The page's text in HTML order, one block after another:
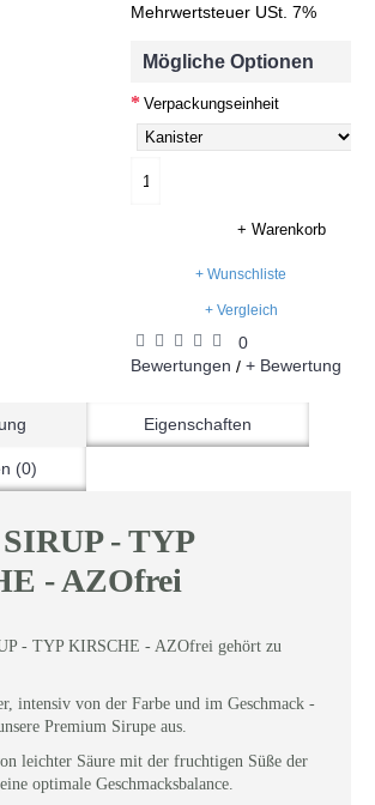
Mehrwertsteuer USt. 7%
Mögliche Optionen
Verpackungseinheit
+ Warenkorb
+ Wunschliste
+ Vergleich
0
Bewertungen / + Bewertung
Eigenschaften
(0)
- TYP
- AZOfrei
- TYP KIRSCHE - AZOfrei gehört zu
intensiv von der Farbe und im Geschmack -
Premium Sirupe aus.
leichter Säure mit der fruchtigen Süße der
optimale Geschmacksbalance.